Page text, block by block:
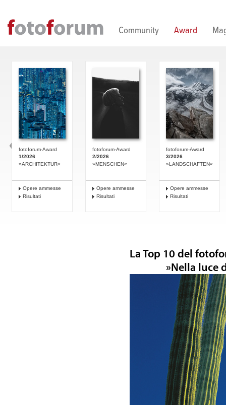
Community Award
fotoforum-Award
1/2026
»ARCHITEKTUR«
Opere ammesse
Risultati
fotoforum-Award
2/2026
»MENSCHEN«
Opere ammesse
Risultati
fotoforum-Award
3/2026
»LANDSCHAFTEN«
Opere ammesse
Risultati
La Top 10 del
»Nella luce